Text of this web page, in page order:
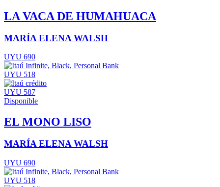
LA VACA DE HUMAHUACA
MARÍA ELENA WALSH
UYU 690
UYU 518
UYU 587
Disponible
EL MONO LISO
MARÍA ELENA WALSH
UYU 690
UYU 518